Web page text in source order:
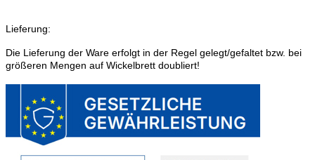
Lieferung:
Die Lieferung der Ware erfolgt in der Regel gelegt/gefaltet bzw. bei
größeren Mengen auf Wickelbrett doubliert!